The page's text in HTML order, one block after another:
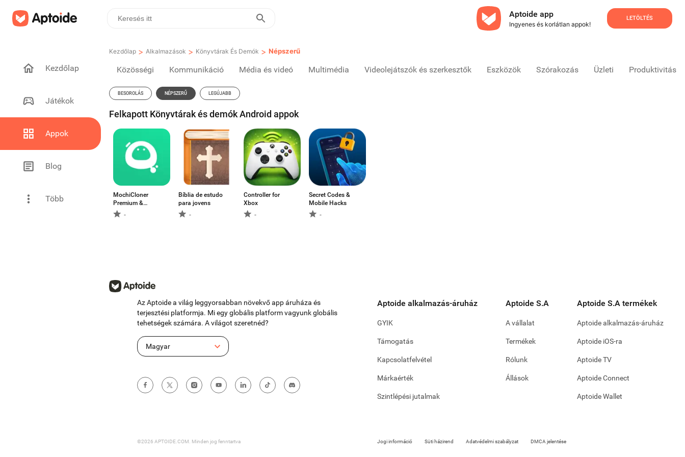
Aptoide app
Ingyenes és korlátlan appok!
LETÖLTÉS
Kezdőlap
Játékok
Appok
Blog
Több
Kezdőlap > Alkalmazások > Könyvtárak És Demók > Népszerű
Közösségi Kommunikáció Média és videó Multimédia Videolejátszók és szerkesztők Eszközök Szórakozás Üzleti Produktivitás
BESOROLÁS NÉPSZERŰ LEGÚJABB
Felkapott Könyvtárak és demók Android appok
MochiCloner
Premium &
Add‑ons
-
Bíblia de estudo
para jovens
-
Controller for
Xbox
-
Secret Codes &
Mobile Hacks
-
Az Aptoide a világ leggyorsabban növekvő app áruháza és
terjesztési platformja. Mi egy globális platform vagyunk globális
tehetségek számára. A világot szeretnéd?
Magyar
©2026 APTOIDE.COM. Minden jog fenntartva
Aptoide alkalmazás-áruház
GYIK
Támogatás
Kapcsolatfelvétel
Márkaérték
Szintlépési jutalmak
Jogi információ Süti házirend Adatvédelmi szabályzat DMCA jelentése
Aptoide S.A
A vállalat
Termékek
Rólunk
Állások
Aptoide S.A termékek
Aptoide alkalmazás-áruház
Aptoide iOS-ra
Aptoide TV
Aptoide Connect
Aptoide Wallet